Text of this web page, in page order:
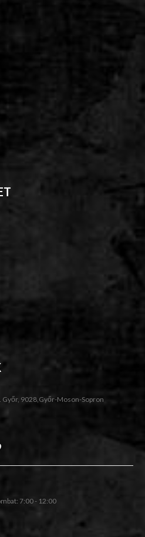
Győr, 9028,Győr-Moson-Sopron
7:00 - 12:00